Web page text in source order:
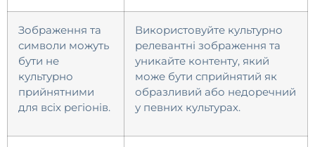
Зображення та
символи можуть
бути не
культурно
прийнятними
для всіх регіонів.
Використовуйте культурно
релевантні зображення та
уникайте контенту, який
може бути сприйнятий як
образливий або недоречний
у певних культурах.